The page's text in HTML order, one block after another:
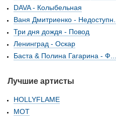
DAVA - Колыбельная
Ваня Дмитриенко - Недоступн...
Три дня дождя - Повод
Ленинград - Оскар
Баста & Полина Гагарина - Ф...
Лучшие артисты
HOLLYFLAME
МОТ